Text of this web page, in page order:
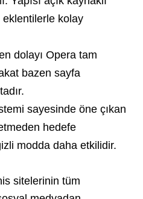
eklentilerle kolay
dolayı Opera tam
bazen sayfa
sayesinde öne çıkan
hedefe
modda daha etkilidir.
sitelerinin tüm